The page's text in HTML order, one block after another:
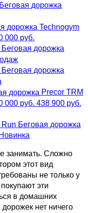
Беговая дорожка
Technogym
000 руб.
Беговая дорожка
Беговая дорожка
Precor TRM
000 руб. 438 900 руб.
Беговая дорожка
Новинка
занимать. Сложно
этот вид
не только у
эти
в домашних
нет ничего